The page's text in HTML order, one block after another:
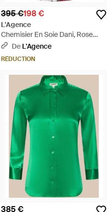
395 €198 €
L'Agence
Chemisier En Soie Dani, Rose
Avec Imprimé Roses Romantique
- Multicolore
De L'Agence
RÉDUCTION
385 €